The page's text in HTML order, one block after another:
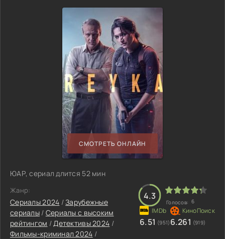
СМОТРЕТЬ ОНЛАЙН
ЮАР, сериал длится 52 мин
Жанр:
Сериалы 2024 /Зарубежные
сериалы/ Сериалы с высоким
рейтингом /Детективы 2024 /
Фильмы-криминал 2024 /
4.3
Голосов: 6
6.51 (951) 6.261 (919)